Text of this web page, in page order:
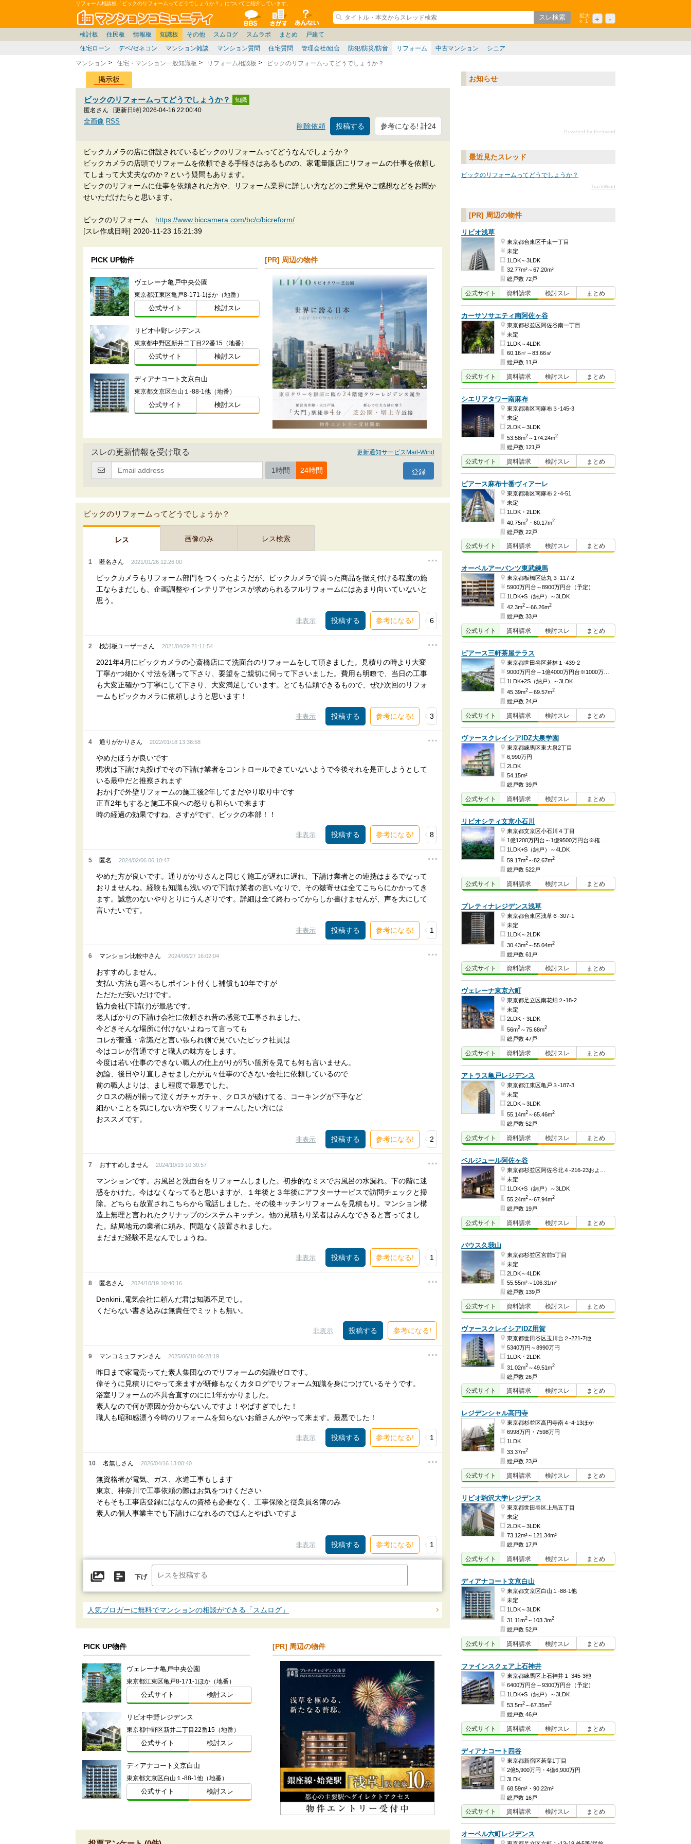
リフォーム相談板「ビックのリフォームってどうでしょうか？」についてご紹介しています。
マンションコミュニティ
全掲示板 物件検索 サイトについて
拡大
x
1 + -
検討板
東京23区 東京市部 神奈川/横浜 千葉 埼玉 茨城 札幌 仙台/新潟/東北 名古屋/東海
住民板
東京 神奈川 埼玉/千葉/関東 札幌/東北/北陸/信越 名古屋/東海 大阪/兵庫/京都/関西
情報板
価格表 スムログ出張所 暮らしやすさ評価 見学記
知識板
住宅ローン
デベ/ゼネコン マンション雑談 マンション質問 住宅質問 管理会社/組合 防犯/防災/防音 リフォーム 中古マンション シニア
その他
雑談 賃貸 移住相談 リゾート 広告 バトル 家具 ニュース 個人取引 政治
スムログ
お便り返し 座談会/対談 ブロガーの本音 マンション管理 ノウハウ 東京都 神奈川県
スムラボ
関東 中部 近畿 北海道 東北 中国 九州 その他 まとめ
東京都 神奈川県 千葉県 埼玉県 愛知県 大阪府 兵庫県 福岡県 戸建て
注文住宅 建売住宅 戸建質問 住宅設備
マンション 住宅・マンション一般知識板 リフォーム相談板 ビックのリフォームってどうでしょうか？
掲示板
ビックのリフォームってどうでしょうか？
匿名さん [更新日時] 2026-04-16 22:00:40
削除依頼 参考になる! 計24
全画像 RSS
ビックカメラの店に併設されているビックのリフォームってどうなんでしょうか？
ビックカメラの店頭でリフォームを依頼できる手軽さはあるものの、家電量販店にリフォームの仕事を依頼し
てしまって大丈夫なのか？という疑問もあります。
ビックのリフォームに仕事を依頼された方や、リフォーム業界に詳しい方などのご意見やご感想などをお聞か
せいただけたらと思います。
ビックのリフォーム https://www.biccamera.com/bc/c/bicreform/
[スレ作成日時] 2020-11-23 15:21:39
PICK UP物件
ヴェレーナ亀戸中央公園
東京都江東区亀戸8-171-1ほか（地番）
公式サイト 検討スレ
リビオ中野レジデンス
東京都中野区新井二丁目22番15（地番）
公式サイト 検討スレ
ディアナコート文京白山
東京都文京区白山１-88-1他（地番）
公式サイト 検討スレ
[PR] 周辺の物件
スレの更新情報を受け取る 更新通知サービスMail-Wind
1時間 24時間
ビックのリフォームってどうでしょうか？
レス 画像のみ レス検索
1 匿名さん 2021/01/26 12:26:00
ビックカメラもリフォーム部門をつくったようだが、ビックカメラで買った商品を据え付ける程度の施
工ならまだしも、企画調整やインテリアセンスが求められるフルリフォームにはあまり向いていないと
思う。
非表示 参考になる! 6
2 検討板ユーザーさん 2021/04/29 21:11:54
2021年4月にビックカメラの心斎橋店にて洗面台のリフォームをして頂きました。見積りの時より大変
丁寧かつ細かく寸法を測って下さり、要望をご親切に伺って下さいました。費用も明瞭で、当日の工事
も大変正確かつ丁寧にして下さり、大変満足しています。とても信頼できるもので、ぜひ次回のリフォ
ームもビックカメラに依頼しようと思います！
非表示 参考になる! 3
4 通りがかりさん 2022/01/18 13:38:58
やめたほうが良いです
現状は下請け丸投げでその下請け業者をコントロールできていないようで今後それを是正しようとして
いる最中だと推察されます
おかげで外壁リフォームの施工後2年してまだやり取り中です
正直2年もすると施工不良への怒りも和らいで来ます
時の経過の効果ですね、さすがです、ビックの本部！！
非表示 参考になる! 8
5 匿名 2024/02/06 06:10:47
やめた方が良いです。通りがかりさんと同じく施工が遅れに遅れ、下請け業者との連携はまるでなって
おりませんね。経験も知識も浅いので下請け業者の言いなりで、その皺寄せは全てこちらにかかってき
ます。誠意のないやりとりにうんざりです。詳細は全て終わってからしか書けませんが、声を大にして
言いたいです。
非表示 参考になる! 1
6 マンション比較中さん 2024/06/27 16:02:04
おすすめしません。
支払い方法も選べるしポイント付くし補償も10年ですが
ただただ安いだけです。
協力会社(下請け)が最悪です。
老人ばかりの下請け会社に依頼され昔の感覚で工事されました。
今どきそんな場所に付けないよねって言っても
コレが普通・常識だと言い張られ側で見ていたビック社員は
今はコレが普通ですと職人の味方をします。
今度は若い仕事のできない職人の仕上がりが汚い箇所を見ても何も言いません。
勿論、後日やり直しさせましたが元々仕事のできない会社に依頼しているので
前の職人よりは、まし程度で最悪でした。
クロスの柄が揃って泣くガチャガチャ、クロスが破けてる、コーキングが下手など
細かいことを気にしない方や安くリフォームしたい方には
おススメです。
非表示 参考になる! 2
7 おすすめしません 2024/10/19 10:30:57
マンションです。お風呂と洗面台をリフォームしました。初歩的なミスでお風呂の水漏れ。下の階に迷
惑をかけた。今はなくなってると思いますが、１年後と３年後にアフターサービスで訪問チェックと掃
除。どちらも放置されこちらから電話しました。その後キッチンリフォームを見積もり。マンション構
造上無理と言われたクリナップのシステムキッチン。他の見積もり業者はみんなできると言ってまし
た。結局地元の業者に頼み、問題なく設置されました。
まだまだ経験不足なんでしょうね。
非表示 参考になる! 1
8 匿名さん 2024/10/19 10:40:16
Denkini.,電気会社に頼んだ君は知識不足でし。
くだらない書き込みは無責任でミットも無い。
非表示 参考になる!
9 マンコミュファンさん 2025/06/10 06:28:19
昨日まで家電売ってた素人集団なのでリフォームの知識ゼロです。
偉そうに見積りにやって来ますが研修もなくカタログでリフォーム知識を身につけているそうです。
浴室リフォームの不具合直すのにに1年かかりました。
素人なので何が原因か分からないんですよ！やばすぎでした！
職人も昭和感漂う今時のリフォームを知らないお爺さんがやって来ます。最悪でした！
非表示 参考になる! 1
10 名無しさん 2026/04/16 13:00:40
無資格者が電気、ガス、水道工事もします
東京、神奈川で工事依頼の際はお気をつけください
そもそも工事店登録にはなんの資格も必要なく、工事保険と従業員名簿のみ
素人の個人事業主でも下請けになれるのでほんとやばいですよ
非表示 参考になる! 1
下げ
人気ブロガーに無料でマンションの相談ができる「スムログ」
PICK UP物件
ヴェレーナ亀戸中央公園
東京都江東区亀戸8-171-1ほか（地番）
公式サイト 検討スレ
リビオ中野レジデンス
東京都中野区新井二丁目22番15（地番）
公式サイト 検討スレ
ディアナコート文京白山
東京都文京区白山１-88-1他（地番）
公式サイト 検討スレ
[PR] 周辺の物件
お知らせ
Powered by feedwind
最近見たスレッド
ビックのリフォームってどうでしょうか？
TrackWind
[PR] 周辺の物件
リビオ浅草
東京都台東区千束一丁目
未定
1LDK～3LDK
32.77m²～67.20m²
総戸数 72戸
公式サイト 資料請求 検討スレ まとめ
カーサソサエティ南阿佐ヶ谷
東京都杉並区阿佐谷南一丁目
未定
1LDK～4LDK
60.16㎡～83.66㎡
総戸数 11戸
公式サイト 資料請求 検討スレ まとめ
シエリアタワー南麻布
東京都港区南麻布３-145-3
未定
2LDK～3LDK
53.58m2 ～174.24m2
総戸数 121戸
公式サイト 資料請求 検討スレ まとめ
ピアース麻布十番ヴィアーレ
東京都港区南麻布２-4-51
未定
1LDK・2LDK
40.75m2 ・60.17m2
総戸数 22戸
公式サイト 資料請求 検討スレ まとめ
オーベルアーバンツ東武練馬
東京都板橋区徳丸３-117-2
5900万円台～8900万円台（予定）
1LDK+S（納戸）～3LDK
42.3m2 ～66.26m2
総戸数 33戸
公式サイト 資料請求 検討スレ まとめ
ピアース三軒茶屋テラス
東京都世田谷区若林１-439-2
1LDK+2S（納戸）～3LDK
45.39m2 ～69.57m2
総戸数 24戸
公式サイト 資料請求 検討スレ まとめ
ヴァースクレイシアIDZ大泉学園
東京都練馬区東大泉2丁目
6,990万円
2LDK
54.15m²
総戸数 39戸
公式サイト 資料請求 検討スレ まとめ
リビオシティ文京小石川
東京都文京区小石川４丁目
1LDK+S（納戸）～4LDK
59.17m2 ～82.67m2
総戸数 522戸
公式サイト 資料請求 検討スレ まとめ
プレティナレジデンス浅草
東京都台東区浅草６-307-1
未定
1LDK～2LDK
30.43m2 ～55.04m2
総戸数 61戸
公式サイト 資料請求 検討スレ まとめ
ヴェレーナ東京六町
東京都足立区南花畑２-18-2
未定
2LDK・3LDK
56m2 ～75.68m2
総戸数 47戸
公式サイト 資料請求 検討スレ まとめ
アトラス亀戸レジデンス
東京都江東区亀戸３-187-3
未定
2LDK～3LDK
55.14m2 ～65.46m2
総戸数 52戸
公式サイト 資料請求 検討スレ まとめ
ベルジュール阿佐ヶ谷
未定
1LDK+S（納戸）～3LDK
55.24m2 ～67.94m2
総戸数 19戸
公式サイト 資料請求 検討スレ まとめ
バウス久我山
東京都杉並区宮前5丁目
未定
2LDK～4LDK
55.55m²～106.31m²
総戸数 139戸
公式サイト 資料請求 検討スレ まとめ
ヴァースクレイシアIDZ用賀
東京都世田谷区玉川台２-221-7他
5340万円～8990万円
1LDK・2LDK
31.02m2 ～49.51m2
総戸数 26戸
公式サイト 資料請求 検討スレ まとめ
レジデンシャル高円寺
東京都杉並区高円寺南４-4-13ほか
6998万円・7598万円
1LDK
33.37m2
総戸数 23戸
公式サイト 資料請求 検討スレ まとめ
リビオ駒沢大学レジデンス
東京都世田谷区上馬五丁目
未定
2LDK～3LDK
73.12m²～121.34m²
総戸数 17戸
公式サイト 資料請求 検討スレ まとめ
ディアナコート文京白山
東京都文京区白山１-88-1他
未定
1LDK～3LDK
31.11m2 ～103.3m2
総戸数 52戸
公式サイト 資料請求 検討スレ まとめ
ファインスクェア上石神井
東京都練馬区上石神井１-345-3他
6400万円台～9300万円台（予定）
1LDK+S（納戸）～3LDK
53.5m2 ～67.35m2
総戸数 46戸
公式サイト 資料請求 検討スレ まとめ
ディアナコート四谷
東京都新宿区若葉1丁目
2億5,900万円・4億6,900万円
3LDK
68.59m²・90.22m²
総戸数 16戸
公式サイト 資料請求 検討スレ まとめ
オーベル六町レジデンス